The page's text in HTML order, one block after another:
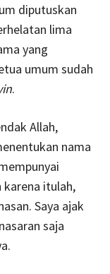
diputuskan
lima
yang
umum sudah
.
Allah,
nama
karena itulah,
Saya ajak
saja